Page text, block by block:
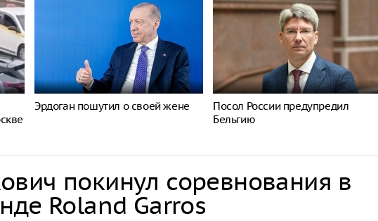
Эрдоган пошутил о своей жене
Посол России предупредил
Бельгию
покинул соревнования в
Roland Garros